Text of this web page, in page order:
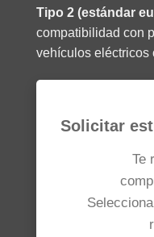
Tipo 2 (estándar
compatibilidad con
vehículos eléctricos
Solicitar
Te